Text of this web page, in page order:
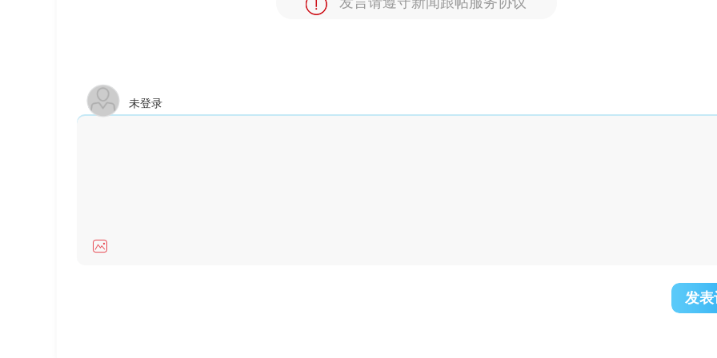
未登录
发表